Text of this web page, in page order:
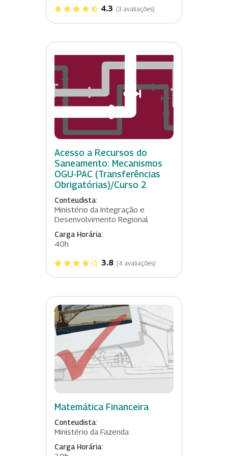
4.3 (3 avaliações)
Acesso a Recursos do
Saneamento: Mecanismos
OGU-PAC (Transferências
Obrigatórias)/Curso 2
Conteudista:
Ministério da Integração e
Desenvolvimento Regional
Carga Horária:
40h
3.8 (4 avaliações)
Matemática Financeira
Conteudista:
Ministério da Fazenda
Carga Horária: